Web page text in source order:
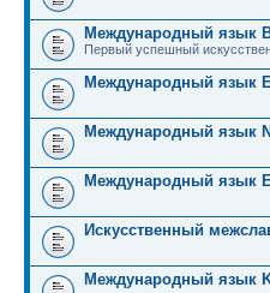
Международный язык
Первый успешный
Международный язык
Международный язык
Международный язык
Искусственный
Международный язык